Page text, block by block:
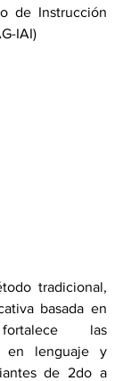
de Instrucción
IAI)
tradicional,
basada en
las
en lenguaje y
de 2do a